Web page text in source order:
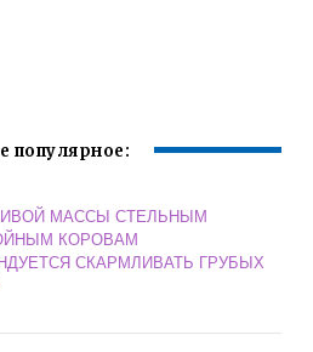
популярное:
МАССЫ СТЕЛЬНЫМ
КОРОВАМ
СКАРМЛИВАТЬ ГРУБЫХ